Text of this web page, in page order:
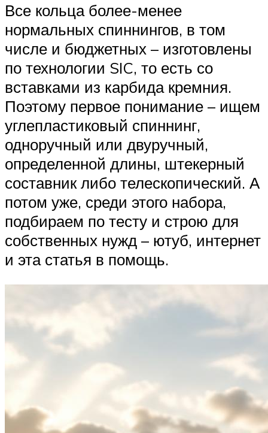
Все кольца более-менее
нормальных спиннингов, в том
числе и бюджетных – изготовлены
по технологии SIC, то есть со
вставками из карбида кремния.
Поэтому первое понимание – ищем
углепластиковый спиннинг,
одноручный или двуручный,
определенной длины, штекерный
составник либо телескопический. А
потом уже, среди этого набора,
подбираем по тесту и строю для
собственных нужд – ютуб, интернет
и эта статья в помощь.